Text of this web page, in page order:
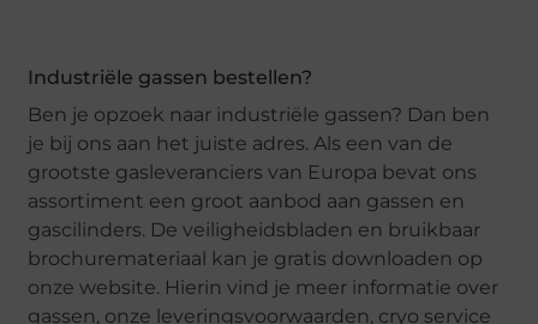
Industriële gassen bestellen?
Ben je opzoek naar industriële gassen? Dan ben
je bij ons aan het juiste adres. Als een van de
grootste gasleveranciers van Europa bevat ons
assortiment een groot aanbod aan gassen en
gascilinders. De veiligheidsbladen en bruikbaar
brochuremateriaal kan je gratis downloaden op
onze website. Hierin vind je meer informatie over
gassen, onze leveringsvoorwaarden, cryo service